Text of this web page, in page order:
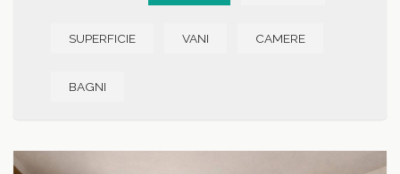
SUPERFICIE VANI CAMERE
BAGNI